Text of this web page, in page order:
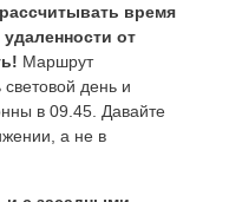
время
от
Маршрут
день и
в 09.45. Давайте
а не в